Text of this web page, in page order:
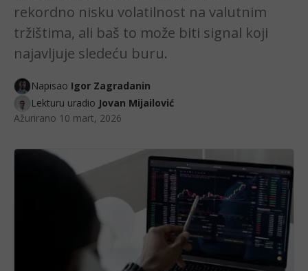
rekordno nisku volatilnost na valutnim
tržištima, ali baš to može biti signal koji
najavljuje sledeću buru.
Napisao Igor Zagradanin
Lekturu uradio Jovan Mijailović
Ažurirano 10 mart, 2026